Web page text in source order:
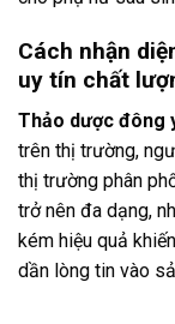
Cách nhận
uy tín chất
Thảo dược đông
trên thị trường,
thị trường phân
trở nên đa dạng,
kém hiệu quả
dần lòng tin vào